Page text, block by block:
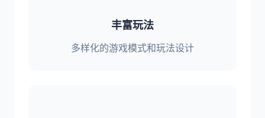
丰富玩法
多样化的游戏模式和玩法设计